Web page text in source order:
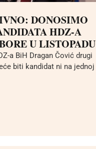
DONOSIMO
HDZ-A
U LISTOPADU
a BiH Dragan Čović drugi
biti kandidat ni na jednoj